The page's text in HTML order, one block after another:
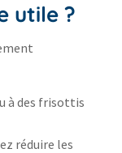
utile ?
à des frisottis
réduire les